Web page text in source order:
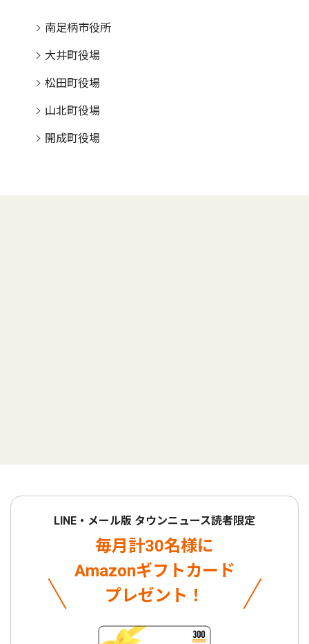
南足柄市役所
大井町役場
松田町役場
山北町役場
開成町役場
LINE・メール版 タウンニュース読者限定
毎月計30名様に
Amazonギフトカード
プレゼント！